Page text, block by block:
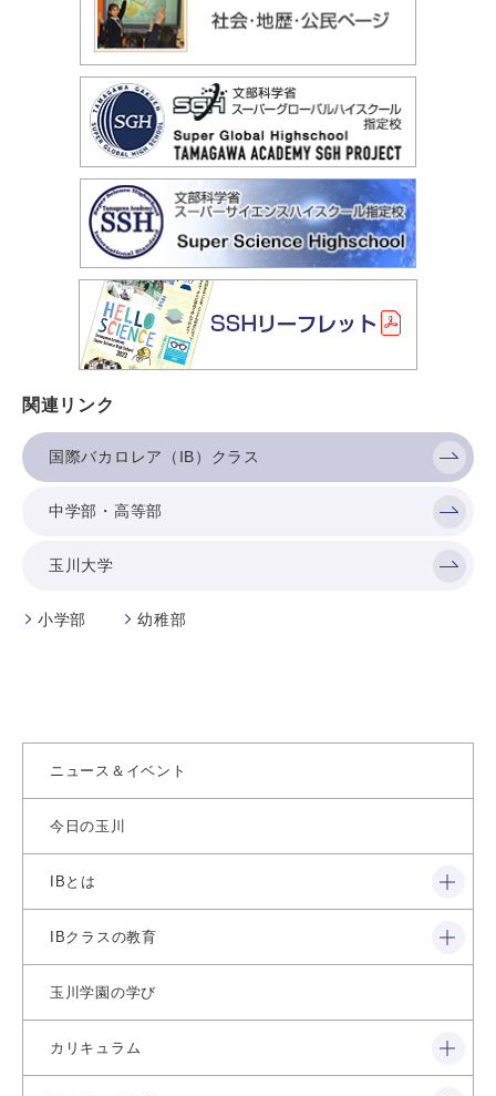
関連リンク
国際バカロレア（IB）クラス
中学部・高等部
玉川大学
小学部 幼稚部
ニュース＆イベント
今日の玉川
IBとは 閉じる
IBクラスの教育 閉じる
玉川学園の学び
カリキュラム 閉じる